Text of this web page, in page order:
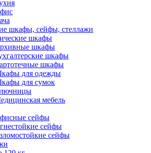
шкафы, сейфы, стеллажи
шкафы
шкафы
шкафы
шкафы
для одежды
для сумок
мебель
сейфы
сейфы
сейфы